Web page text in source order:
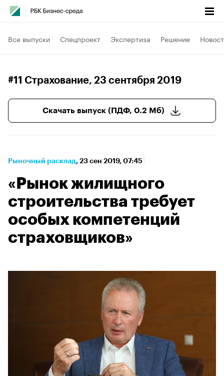
Все выпуски Спецпроект Экспертиза Решение
#11 Страхование, 23 сентября 2019
Скачать выпуск (ПДФ, 0.2 Мб)
Рыночный расклад⁠, 23 сен 2019, 07:45
«Рынок жилищного
строительства требует
особых компетенций
страховщиков»